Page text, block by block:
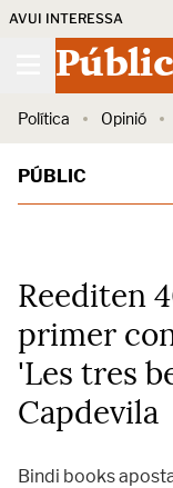
AVUI INTERESSA
Públic
Política Opinió
PÚBLIC
Reediten
primer
'Les tres
Capdevila
Bindi books